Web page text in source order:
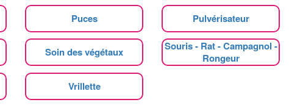
Puces Pulvérisateur
Soin des végétaux
Souris - Rat - Campagnol -
Rongeur
Vrillette